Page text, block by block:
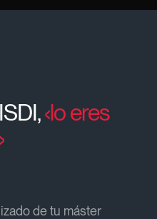
‹lo eres
de tu máster